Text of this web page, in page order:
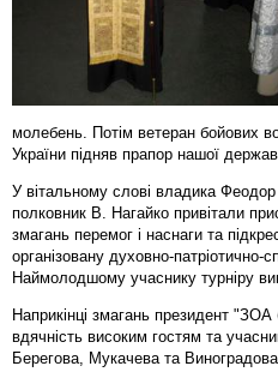
молебень. Потім ветеран бойових
України підняв прапор нашої
У вітальному слові владика Феодор
полковник В. Нагайко привітали
змагань перемог і наснаги та
організовану духовно-
Наймолодшому учаснику турніру
Наприкінці змагань президент
вдячність високим гостям та
Берегова, Мукачева та Виноградова.